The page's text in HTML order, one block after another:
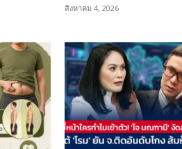
สิงหาคม 4, 2026